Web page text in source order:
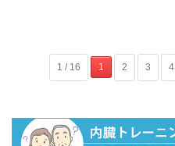
1 / 16 1 2 3 4